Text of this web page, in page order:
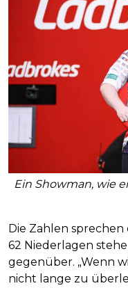
Ein Showman, wie
Die Zahlen
62 Niederlagen
gegenüber. „Wenn
nicht lange zu